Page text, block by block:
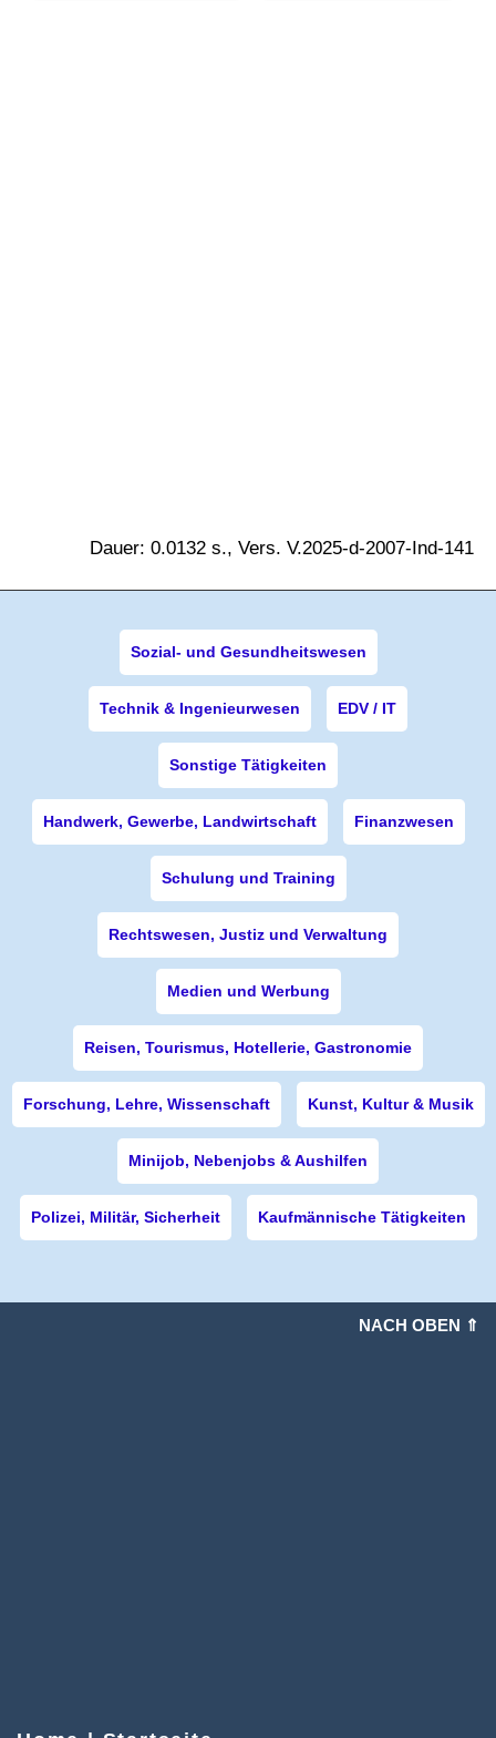
Dauer: 0.0132 s., Vers. V.2025-d-2007-Ind-141
Sozial- und Gesundheitswesen
Technik & Ingenieurwesen EDV / IT
Sonstige Tätigkeiten
Handwerk, Gewerbe, Landwirtschaft Finanzwesen
Schulung und Training
Rechtswesen, Justiz und Verwaltung
Medien und Werbung
Reisen, Tourismus, Hotellerie, Gastronomie
Forschung, Lehre, Wissenschaft Kunst, Kultur & Musik
Minijob, Nebenjobs & Aushilfen
Polizei, Militär, Sicherheit Kaufmännische Tätigkeiten
NACH OBEN ⇑